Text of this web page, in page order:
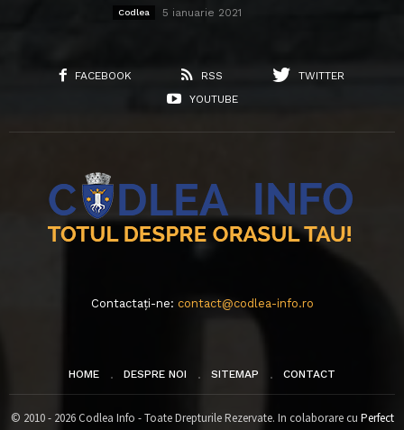
Codlea 5 ianuarie 2021
FACEBOOK RSS
TWITTER
YOUTUBE
Contactați-ne: contact@codlea-info.ro
HOME DESPRE NOI SITEMAP CONTACT
© 2010 - 2026 Codlea Info - Toate Drepturile Rezervate. In colaborare cu Perfect